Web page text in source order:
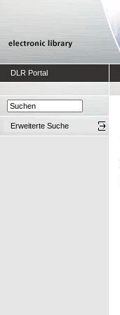
DLR Portal
Erweiterte Suche